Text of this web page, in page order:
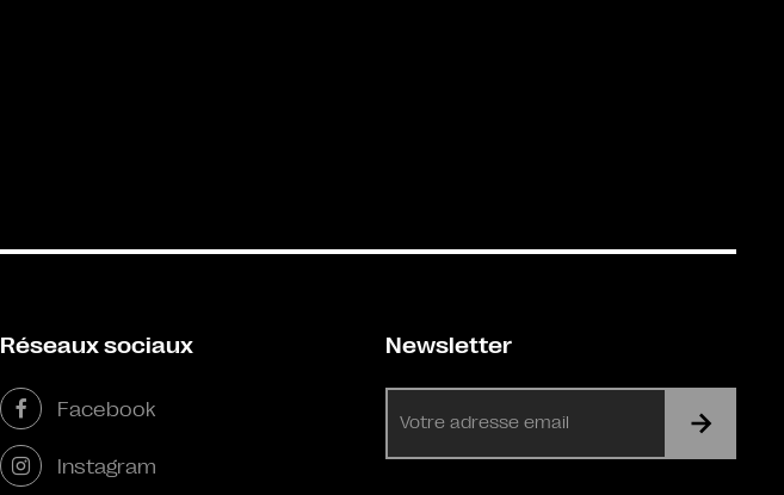
Réseaux sociaux
Facebook
Instagram
Newsletter
mail